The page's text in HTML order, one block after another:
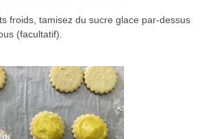
froids, tamisez du sucre glace par-dessus
(facultatif).